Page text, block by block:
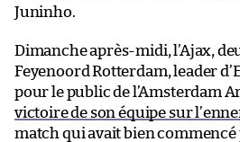
Juninho.
Dimanche après-midi, l’Ajax,
Feyenoord Rotterdam, leader
pour le public de l’Amsterdam
victoire de son équipe sur
match qui avait bien commencé